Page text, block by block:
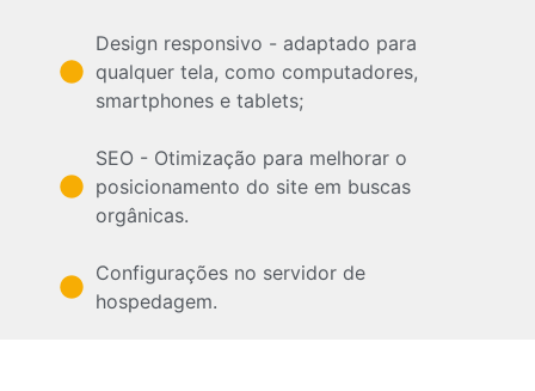
Design responsivo - adaptado para
qualquer tela, como computadores,
smartphones e tablets;
SEO - Otimização para melhorar o
posicionamento do site em buscas
orgânicas.
Configurações no servidor de
hospedagem.